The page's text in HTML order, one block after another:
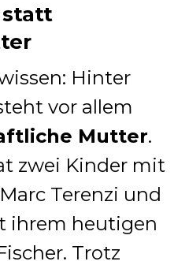
statt
Hinter
vor allem
Mutter.
zwei Kinder mit
Terenzi und
ihrem heutigen
Trotz